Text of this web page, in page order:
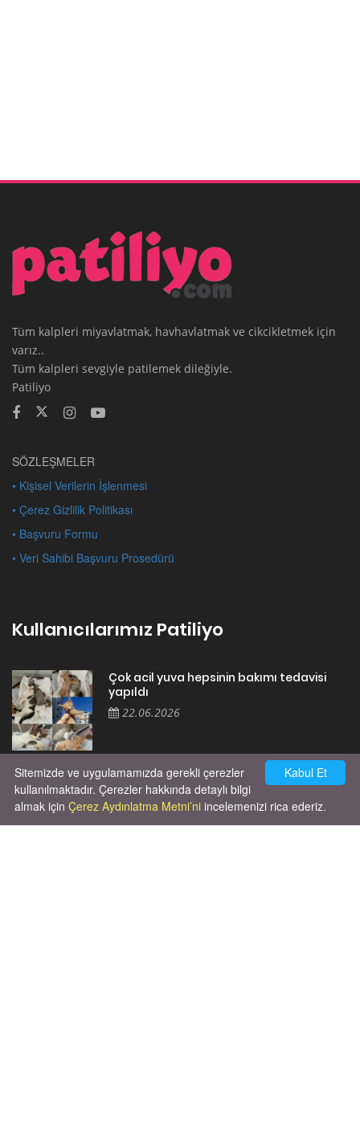
Tüm kalpleri miyavlatmak, havhavlatmak ve cikcikletmek için
varız..
Tüm kalpleri sevgiyle patilemek dileğiyle.
Patiliyo
SÖZLEŞMELER
• Kişisel Verilerin İşlenmesi
• Çerez Gizlilik Politikası
• Başvuru Formu
• Veri Sahibi Başvuru Prosedürü
Kullanıcılarımız Patiliyo
Çok acil yuva hepsinin bakımı tedavisi
yapıldı
22.06.2026
Cok huysal asla tırmalama huyu yok yeni
kısırlastırdım tuvalet egitimi de var
kumundan baska yere ya...
02.03.2026
Kabul Et
Sitemizde ve uygulamamızda gerekli çerezler
kullanılmaktadır. Çerezler hakkında detaylı bilgi
almak için Çerez Aydınlatma Metni’ni incelemenizi rica ederiz.